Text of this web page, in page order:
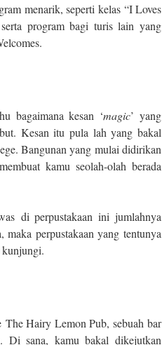
menarik, seperti kelas “I Loves
program bagi turis lain yang
bagaimana kesan ‘magic’ yang
Kesan itu pula lah yang bakal
Bangunan yang mulai didirikan
kamu seolah-olah berada
di perpustakaan ini jumlahnya
perpustakaan yang tentunya
The Hairy Lemon Pub, sebuah bar
Di sana, kamu bakal dikejutkan